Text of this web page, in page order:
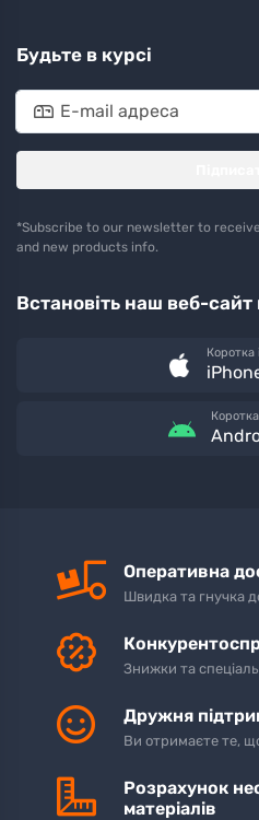
Будьте в курсі
*Subscribe to our newsletter to
and new products info.
Встановіть наш веб-сайт
Коротка
Оперативна
Швидка та гнучка
Знижки та
Дружня
Ви отримаєте те,
Розрахунок
матеріалів